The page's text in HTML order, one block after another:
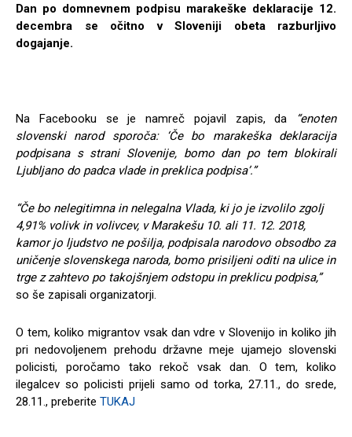
Dan po domnevnem podpisu marakeške deklaracije 12.
decembra se očitno v Sloveniji obeta razburljivo
dogajanje.
Na Facebooku se je namreč pojavil zapis, da
“enoten
slovenski narod sporoča: ‘Če bo marakeška deklaracija
podpisana s strani Slovenije, bomo dan po tem blokirali
Ljubljano do padca vlade in preklica podpisa’.”
“Če bo nelegitimna in nelegalna Vlada, ki jo je izvolilo zgolj
4,91% volivk in volivcev, v Marakešu 10. ali 11. 12. 2018,
kamor jo ljudstvo ne pošilja, podpisala narodovo obsodbo za
uničenje slovenskega naroda, bomo prisiljeni oditi na ulice in
trge z zahtevo po takojšnjem odstopu in preklicu podpisa,”
so še zapisali organizatorji.
O tem, koliko migrantov vsak dan vdre v Slovenijo in koliko jih
pri nedovoljenem prehodu državne meje ujamejo slovenski
policisti, poročamo tako rekoč vsak dan. O tem, koliko
ilegalcev so policisti prijeli samo od torka, 27.11., do srede,
28.11., preberite TUKAJ